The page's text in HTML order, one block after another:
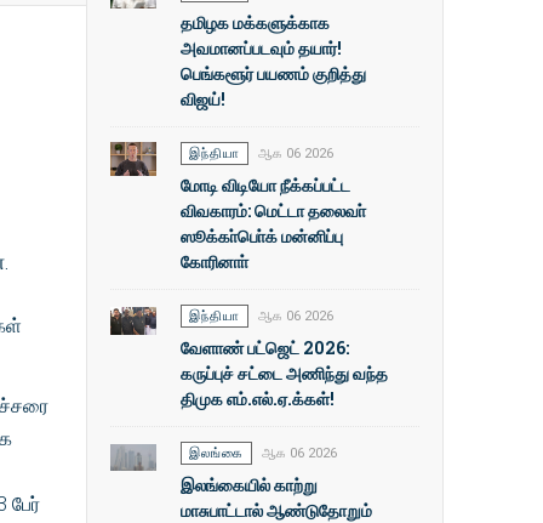
பேர்
தமிழக மக்களுக்காக
அவமானப்படவும் தயார்!
பெங்களூர் பயணம் குறித்து
விஜய்!
இந்தியா ஆக 06 2026
மோடி விடியோ நீக்கப்பட்ட
விவகாரம்: மெட்டா தலைவா்
ஸூக்கா்பொ்க் மன்னிப்பு
கோரினாா்
இந்தியா ஆக 06 2026
வேளாண் பட்ஜெட் 2026:
கருப்புச் சட்டை அணிந்து வந்த
திமுக எம்.எல்.ஏ.க்கள்!
இலங்கை ஆக 06 2026
இலங்கையில் காற்று
மாசுபாட்டால் ஆண்டுதோறும்